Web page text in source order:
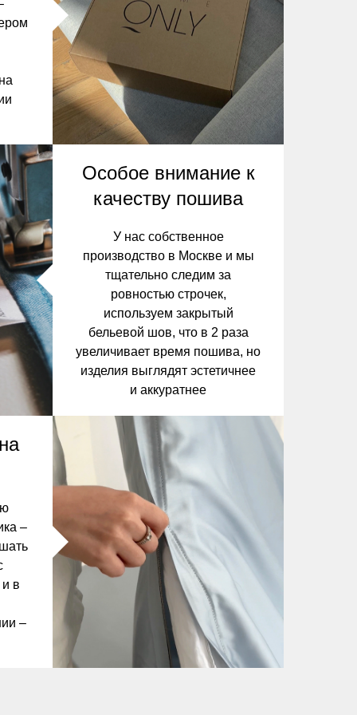
Особое внимание к
качеству пошива
У нас собственное
производство в Москве и мы
тщательно следим за
ровностью строчек,
используем закрытый
бельевой шов, что в 2 раза
увеличивает время пошива, но
изделия выглядят эстетичнее
и аккуратнее
–
в
–